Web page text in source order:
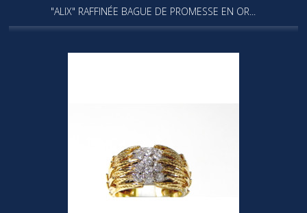
"ALIX" RAFFINÉE BAGUE DE PROMESSE EN OR...